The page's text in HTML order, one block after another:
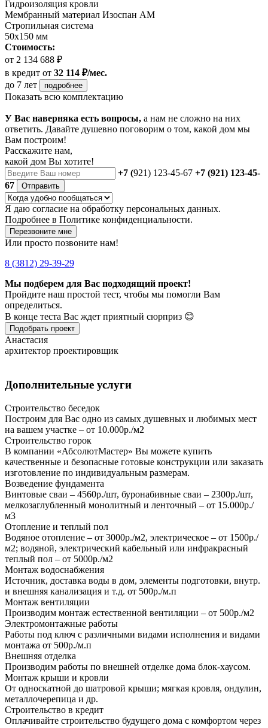
Гидроизоляция кровли
Мембранный материал Изоспан АМ
Стропильная система
50х150 мм
Стоимость:
от 2 134 688 ₽
в кредит от 32 114 ₽/мес.
до 7 лет
подробнее
Показать всю комплектацию
У Вас наверняка есть вопросы, а нам не сложно на них
ответить. Давайте душевно поговорим о том, какой дом мы
Вам построим!
Расскажите нам,
какой дом Вы хотите!
+7 (921) 123-45-67 +7 (921) 123-45-
67
Отправить
Я даю согласие на обработку персональных данных.
Подробнее в Политике конфиденциальности.
Перезвоните мне
Или просто позвоните нам!
8 (3812) 29-39-29
Мы подберем для Вас подходящий проект!
Пройдите наш простой тест, чтобы мы помогли Вам
определиться.
В конце теста Вас ждет приятный сюрприз 😊
Подобрать проект
Анастасия
архитектор проектировщик
Дополнительные услуги
Строительство беседок
Построим для Вас одно из самых душевных и любимых мест
на вашем участке – от 10.000р./м2
Строительство горок
В компании «АбсолютМастер» Вы можете купить
качественные и безопасные готовые конструкции или заказать
изготовление по индивидуальным размерам.
Возведение фундамента
Винтовые сваи – 4560р./шт, буронабивные сваи – 2300р./шт,
мелкозаглубленный монолитный и ленточный – от 15.000р./
м3
Отопление и теплый пол
Водяное отопление – от 3000р./м2, электрическое – от 1500р./
м2; водяной, электрический кабельный или инфракрасный
теплый пол – от 5000р./м2
Монтаж водоснабжения
Источник, доставка воды в дом, элементы подготовки, внутр.
и внешняя канализация и т.д. от 500р./м.п
Монтаж вентиляции
Производим монтаж естественной вентиляции – от 500р./м2
Электромонтажные работы
Работы под ключ с различными видами исполнения и видами
монтажа от 500р./м.п
Внешняя отделка
Производим работы по внешней отделке дома блок-хаусом.
Монтаж крыши и кровли
От односкатной до шатровой крыши; мягкая кровля, ондулин,
металлочерепица и др.
Строительство в кредит
Оплачивайте строительство будущего дома с комфортом через